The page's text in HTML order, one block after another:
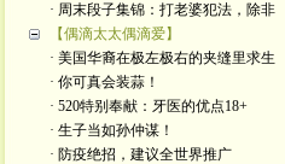
· 周末段子集锦：打老婆犯法，除非
【偶滴太太偶滴爱】
· 美国华裔在极左极右的夹缝里求生
· 你可真会装蒜！
· 520特别奉献：牙医的优点18+
· 生子当如孙仲谋！
· 防疫绝招，建议全世界推广